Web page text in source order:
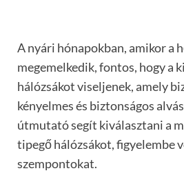
A nyári hónapokban, amikor a
megemelkedik, fontos, hogy a
hálózsákot viseljenek, amely
kényelmes és biztonságos
útmutató segít kiválasztani a
tipegő hálózsákot, figyelembe
szempontokat.